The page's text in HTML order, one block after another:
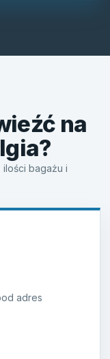
na
ilości bagażu i
adres